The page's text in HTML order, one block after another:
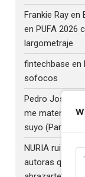
Frankie Ray en
en PUFA 2026
largometraje
fintechbase en
sofocos
Pedro José
me maten!»:
suyo (Parte 2)
NURIA ruiz
autoras que no